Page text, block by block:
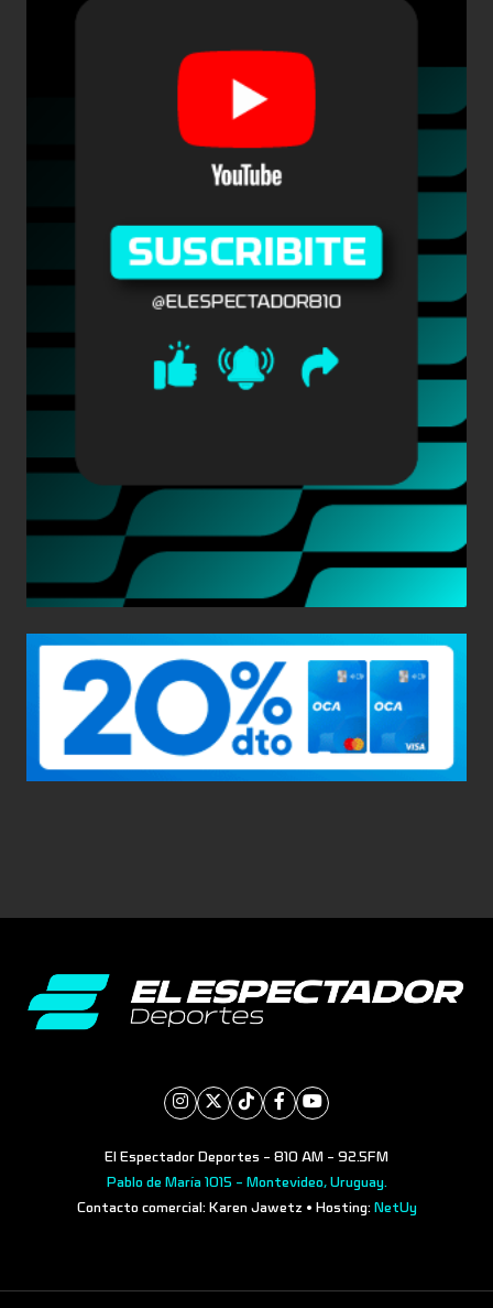
El Espectador Deportes - 810 AM - 92.5FM
Pablo de María 1015 - Montevideo, Uruguay.
Contacto comercial: Karen Jawetz • Hosting: NetUy